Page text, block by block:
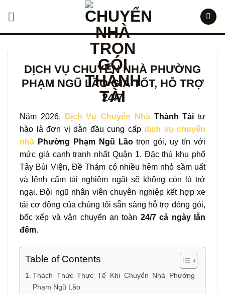
DỊCH VỤ CHUYỂN NHÀ PHƯỜNG
PHẠM NGŨ LÃO GIÁ TỐT, HỖ TRỢ
24/7
Năm 2026, Dịch Vụ Chuyển NhàThành Tài tự
hào là đơn vị dẫn đầu cung cấp dịch vụ chuyển
nhà Phường Phạm Ngũ Lãotrọn gói, uy tín với
mức giá cạnh tranh nhất Quận 1. Đặc thù khu phố
Tây Bùi Viện, Đề Thám có nhiều hẻm nhỏ sầm uất
và lệnh cấm tải nghiêm ngặt sẽ không còn là trở
ngại. Đội ngũ nhân viên chuyên nghiệp kết hợp xe
tải cơ động của chúng tôi sẵn sàng hỗ trợ đóng gói,
bốc xếp và vận chuyển an toàn 24/7 cả ngày lẫn
đêm.
Table of Contents
Thách Thức Thực Tế Khi Chuyển Nhà Phường
Phạm Ngũ Lão